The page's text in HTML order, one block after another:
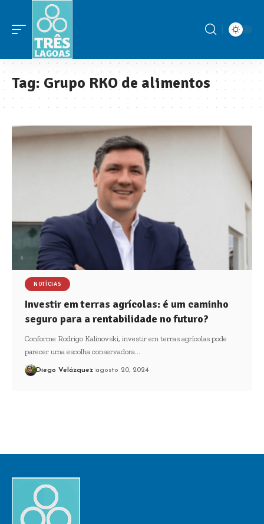
Tag: Grupo RKO de alimentos
NOTÍCIAS
Investir em terras agrícolas: é um caminho
seguro para a rentabilidade no futuro?
Conforme Rodrigo Kalinovski, investir em terras agrícolas pode
parecer uma escolha conservadora…
Diego Velázquez agosto 20, 2024